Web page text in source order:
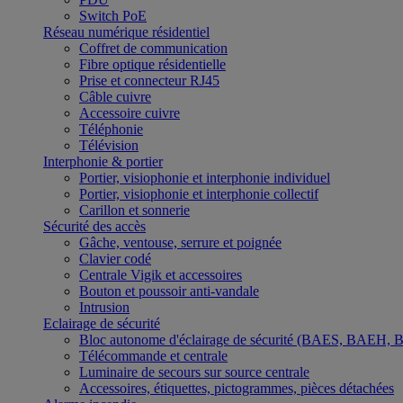
Switch PoE
Réseau numérique résidentiel
Coffret de communication
Fibre optique résidentielle
Prise et connecteur RJ45
Câble cuivre
Accessoire cuivre
Téléphonie
Télévision
Interphonie & portier
Portier, visiophonie et interphonie individuel
Portier, visiophonie et interphonie collectif
Carillon et sonnerie
Sécurité des accès
Gâche, ventouse, serrure et poignée
Clavier codé
Centrale Vigik et accessoires
Bouton et poussoir anti-vandale
Intrusion
Eclairage de sécurité
Bloc autonome d'éclairage de sécurité (BAES,
Télécommande et centrale
Luminaire de secours sur source centrale
Accessoires, étiquettes, pictogrammes, pièces détachées